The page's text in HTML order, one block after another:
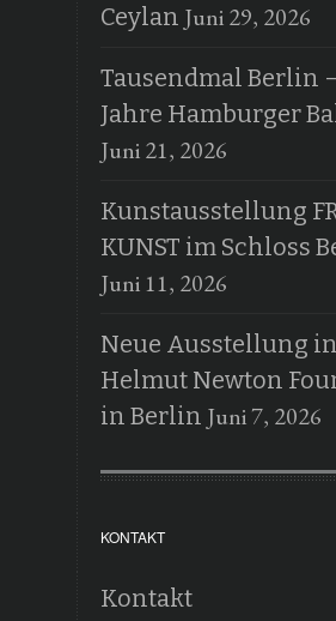
Ceylan Juni 29, 2026
Tausendmal Berlin
Jahre Hamburger
Juni 21, 2026
Kunstausstellung
KUNST im Schloss
Juni 11, 2026
Neue Ausstellung
Helmut Newton
in Berlin Juni 7, 2026
KONTAKT
Kontakt